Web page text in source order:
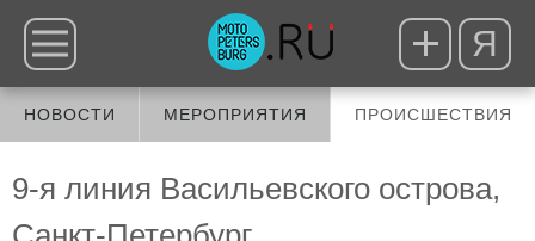
Я
НОВОСТИ МЕРОПРИЯТИЯ ПРОИСШЕСТВИЯ
9-я линия Васильевского острова,